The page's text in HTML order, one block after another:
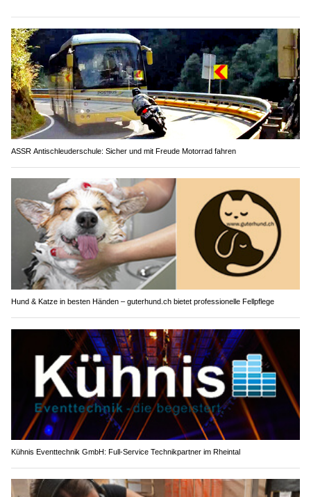
ASSR Antischleuderschule: Sicher und mit Freude Motorrad fahren
Hund & Katze in besten Händen – guterhund.ch bietet professionelle Fellpflege
Kühnis Eventtechnik GmbH: Full-Service Technikpartner im Rheintal